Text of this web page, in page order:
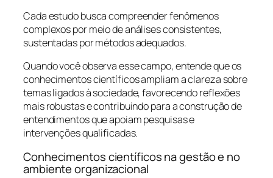
Cada estudo busca compreender fenômenos
complexos por meio de análises consistentes,
sustentadas por métodos adequados.
Quando você observa esse campo, entende que os
conhecimentos científicos ampliam a clareza sobre
temas ligados à sociedade, favorecendo reflexões
mais robustas e contribuindo para a construção de
entendimentos que apoiam pesquisas e
intervenções qualificadas.
Conhecimentos científicos na gestão e no
ambiente organizacional